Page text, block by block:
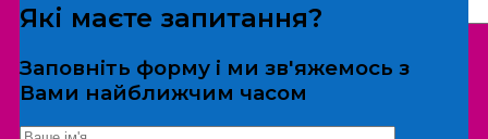
*Дані не передаються третім особам
Які маєте запитання?
Заповніть форму і ми зв'яжемось з
Вами найближчим часом